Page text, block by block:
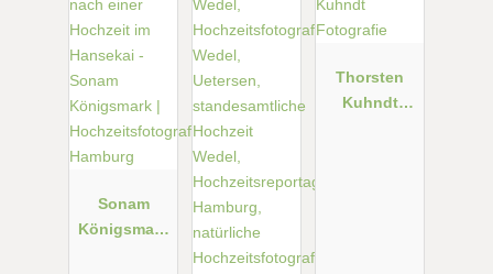
Sonam
Königsmark
Thorsten
Kuhndt